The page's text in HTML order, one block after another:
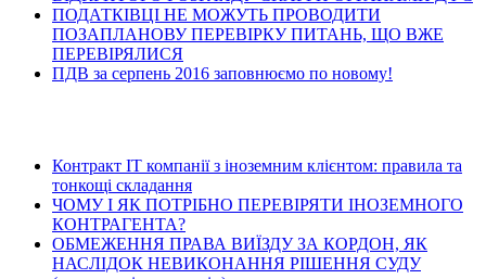
ПОДАТКІВЦІ НЕ МОЖУТЬ ПРОВОДИТИ
ПОЗАПЛАНОВУ ПЕРЕВІРКУ ПИТАНЬ, ЩО ВЖЕ
ПЕРЕВІРЯЛИСЯ
ПДВ за серпень 2016 заповнюємо по новому!
Контракт ІТ компанії з іноземним клієнтом: правила та
тонкощі складання
ЧОМУ І ЯК ПОТРІБНО ПЕРЕВІРЯТИ ІНОЗЕМНОГО
КОНТРАГЕНТА?
ОБМЕЖЕННЯ ПРАВА ВИЇЗДУ ЗА КОРДОН, ЯК
НАСЛІДОК НЕВИКОНАННЯ РІШЕННЯ СУДУ